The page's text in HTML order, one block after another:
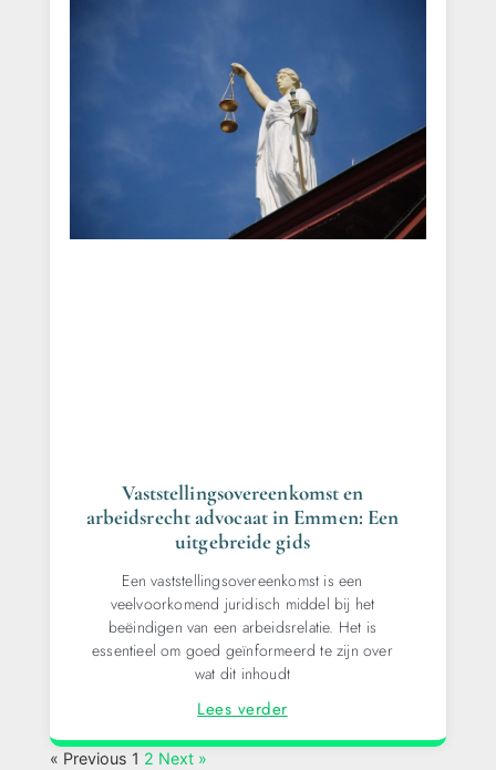
Vaststellingsovereenkomst en
arbeidsrecht advocaat in Emmen: Een
uitgebreide gids
Een vaststellingsovereenkomst is een
veelvoorkomend juridisch middel bij het
beëindigen van een arbeidsrelatie. Het is
essentieel om goed geïnformeerd te zijn over
wat dit inhoudt
Lees verder
« Previous 1 2 Next »